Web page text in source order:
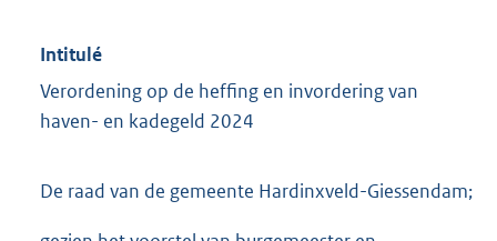
Intitulé
Verordening op de heffing en invordering van
haven- en kadegeld 2024
De raad van de gemeente Hardinxveld-Giessendam;